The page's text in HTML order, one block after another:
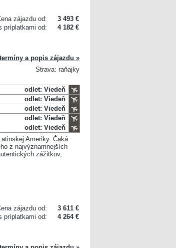
zájazdu od:
3 493 €
príplatkami od:
4 182 €
a popis zájazdu »
Strava: raňajky
odlet: Viedeň
odlet: Viedeň
odlet: Viedeň
odlet: Viedeň
odlet: Viedeň
Ameriky. Čaká
z najvýznamnejších
zážitkov,
zájazdu od:
3 611 €
príplatkami od:
4 264 €